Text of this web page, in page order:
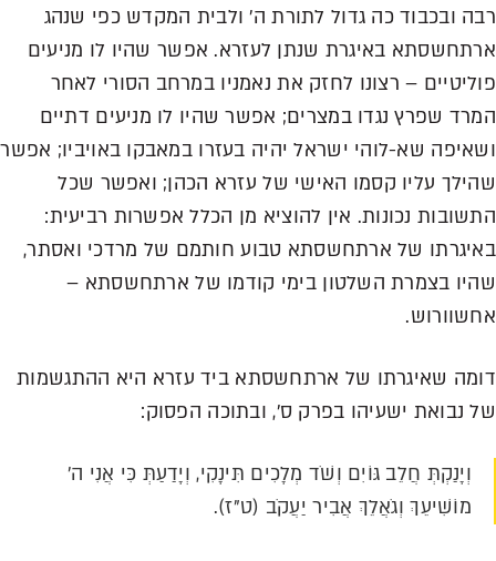
רבה ובכבוד כה גדול לתורת ה' ולבית המקדש כפי שנהג
ארתחשסתא באיגרת שנתן לעזרא. אפשר שהיו לו מניעים
פוליטיים – רצונו לחזק את נאמניו במרחב הסורי לאחר
המרד שפרץ נגדו במצרים; אפשר שהיו לו מניעים דתיים
ושאיפה שא-לוהי ישראל יהיה בעזרו במאבקו באויביו; אפשר
שהילך עליו קסמו האישי של עזרא הכהן; ואפשר שכל
התשובות נכונות. אין להוציא מן הכלל אפשרות רביעית:
באיגרתו של ארתחשסתא טבוע חותמם של מרדכי ואסתר,
שהיו בצמרת השלטון בימי קודמו של ארתחשסתא –
אחשוורוש.
דומה שאיגרתו של ארתחשסתא ביד עזרא היא ההתגשמות
של נבואת ישעיהו בפרק ס', ובתוכה הפסוק:
וְיָנַקְתְּ חֲלֵב גּוֹיִם וְשֹׁד מְלָכִים תִּינָקִי, וְיָדַעַתְּ כִּי אֲנִי ה'
מוֹשִׁיעֵךְ וְגֹאֲלֵךְ אֲבִיר יַעֲקֹב (ט"ז).